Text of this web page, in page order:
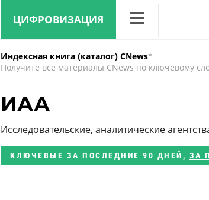
ЦИФРОВИЗАЦИЯ
Аналитика
Техника
ТВ
Индексная книга (каталог) CNews*
Получите все материалы CNews по ключевому
ИАА
Исследовательские, аналитические
КЛЮЧЕВЫЕ ЗА ПОСЛЕДНИЕ 90 ДНЕЙ , ЗА